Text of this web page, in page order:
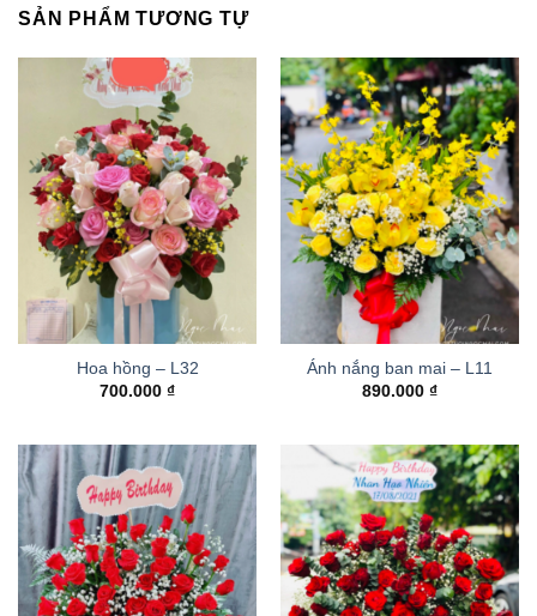
SẢN PHẨM TƯƠNG TỰ
Hoa hồng – L32
700.000 ₫
Ánh nắng ban mai – L11
890.000 ₫